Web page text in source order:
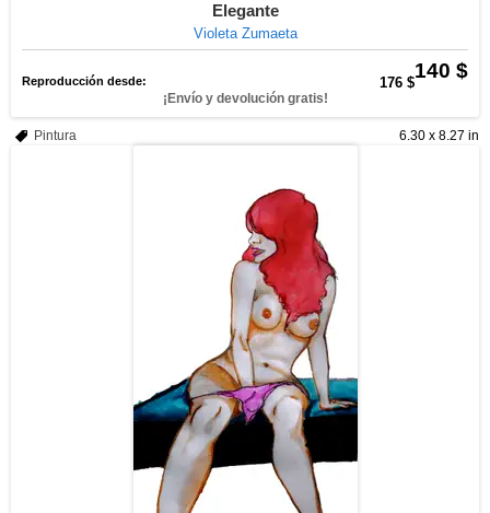
Elegante
Violeta Zumaeta
140 $
Reproducción desde: 176 $
¡Envío y devolución gratis!
6.30 x 8.27 in
Pintura